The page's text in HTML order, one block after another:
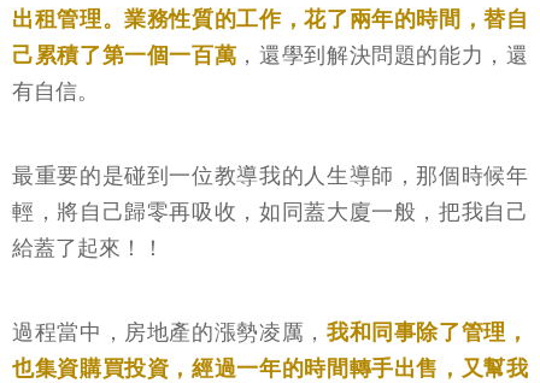
出租管理。業務性質的工作，花了兩年的時間，替自
己累積了第一個一百萬 ，還學到解決問題的能力，還
有自信。
最重要的是碰到一位教導我的人生導師，那個時候年
輕，將自己歸零再吸收，如同蓋大廈一般，把我自己
給蓋了起來！！
過程當中，房地產的漲勢凌厲， 我和同事除了管理，
也集資購買投資，經過一年的時間轉手出售，又幫我